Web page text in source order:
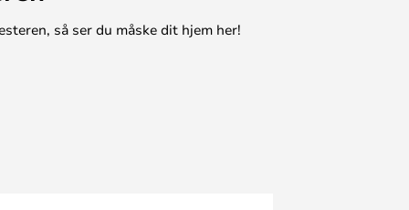
så ser du måske dit hjem her!